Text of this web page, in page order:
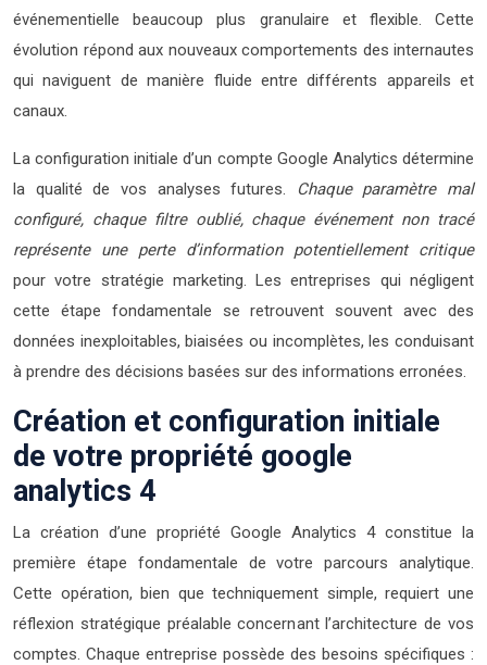
événementielle beaucoup plus granulaire et flexible. Cette
évolution répond aux nouveaux comportements des internautes
qui naviguent de manière fluide entre différents appareils et
canaux.
La configuration initiale d’un compte Google Analytics détermine
la qualité de vos analyses futures.
Chaque paramètre mal
configuré, chaque filtre oublié, chaque événement non tracé
représente une perte d’information potentiellement critique
pour votre stratégie marketing. Les entreprises qui négligent
cette étape fondamentale se retrouvent souvent avec des
données inexploitables, biaisées ou incomplètes, les conduisant
à prendre des décisions basées sur des informations erronées.
Création et configuration initiale
de votre propriété google
analytics 4
La création d’une propriété Google Analytics 4 constitue la
première étape fondamentale de votre parcours analytique.
Cette opération, bien que techniquement simple, requiert une
réflexion stratégique préalable concernant l’architecture de vos
comptes. Chaque entreprise possède des besoins spécifiques :